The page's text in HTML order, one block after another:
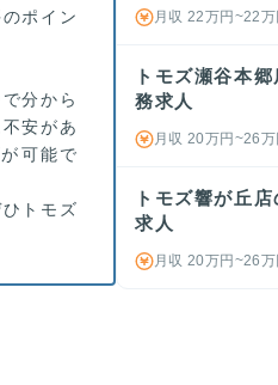
ポイン
分から
安があ
可能で
トモズ
月収 22万円~22万
トモズ瀬谷本
務求人
月収 20万円~26万
トモズ響が丘
求人
月収 20万円~26万